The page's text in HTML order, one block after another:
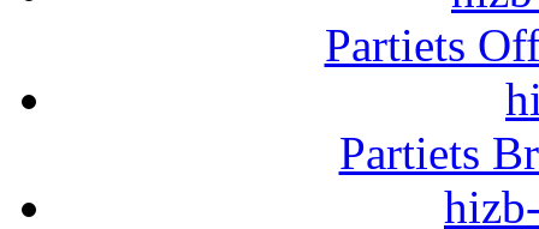
Partiets
Partiets